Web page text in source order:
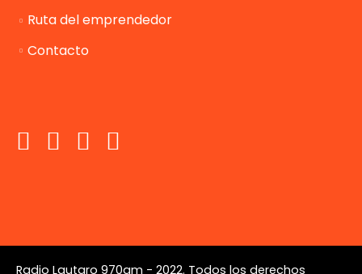
Ruta del emprendedor
Contacto
Radio Lautaro 970am - 2022. Todos los derechos